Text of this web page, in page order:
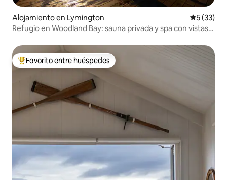
Alojamiento en Lymington
5 (33)
Refugio en Woodland Bay: sauna privada y spa con vistas a
Favorito entre huéspedes preferido
Favorito entre huéspedes